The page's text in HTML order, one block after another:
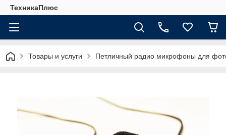
ТехникаПлюс
Товары и услуги Петличный радио микрофоны для